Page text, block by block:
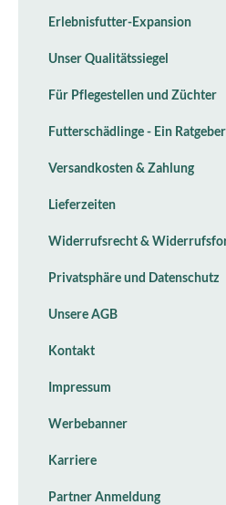
Erlebnisfutter-Expansion
Unser Qualitätssiegel
Für Pflegestellen und Züchter
Futterschädlinge - Ein Ratgeber
Versandkosten & Zahlung
Lieferzeiten
Widerrufsrecht &
Privatsphäre und Datenschutz
Unsere AGB
Kontakt
Impressum
Werbebanner
Karriere
Partner Anmeldung